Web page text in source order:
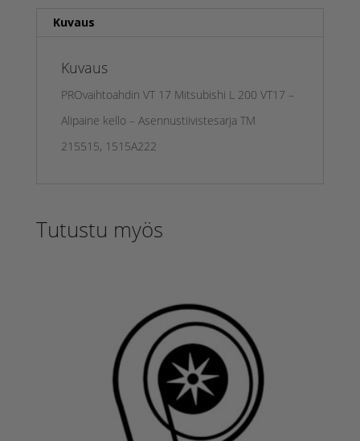
Kuvaus
Kuvaus
PROvaihtoahdin VT 17 Mitsubishi L 200 VT17 –
Alipaine kello – Asennustiivistesarja TM
215515, 1515A222
Tutustu myös